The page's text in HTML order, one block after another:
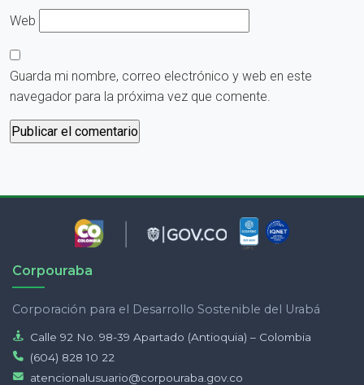
Web
Guarda mi nombre, correo electrónico y web en este
navegador para la próxima vez que comente.
Corpouraba
Corporación para el Desarrollo Sostenible del Urabá
Calle 92 No. 98-39 Apartado (Antioquia) – Colombia
(604) 828 10 22
atencionalusuario@corpouraba.gov.co